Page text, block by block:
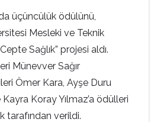
üçüncülük ödülünü,
Mesleki ve Teknik
Sağlık” projesi aldı.
Münevver Sağır
Ömer Kara, Ayşe Duru
Koray Yılmaz’a ödülleri
tarafından verildi.